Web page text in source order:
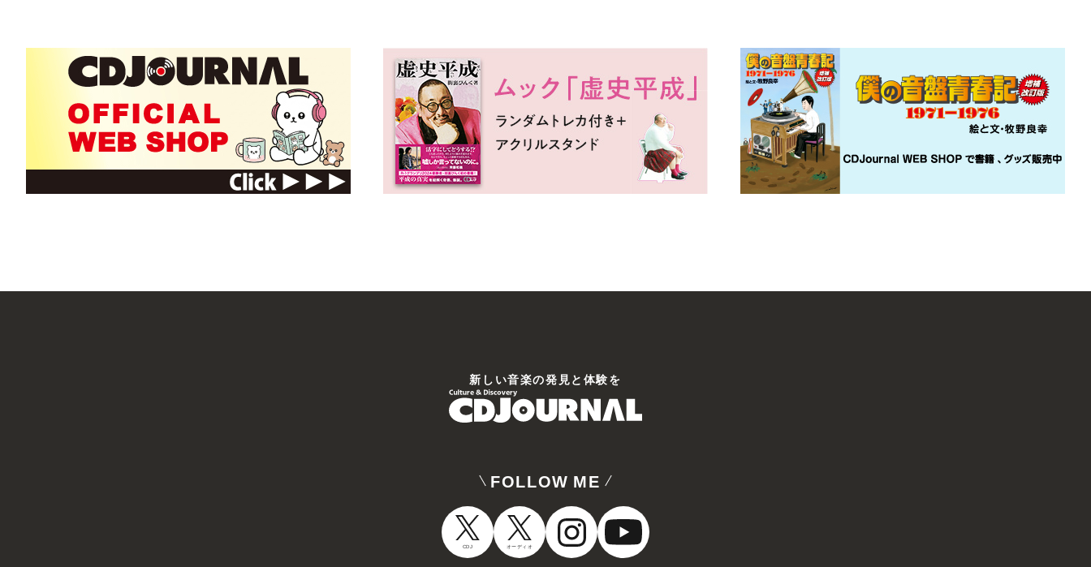
新しい⾳楽の発⾒と体験を
FOLLOW ME
CDJ オーディオ